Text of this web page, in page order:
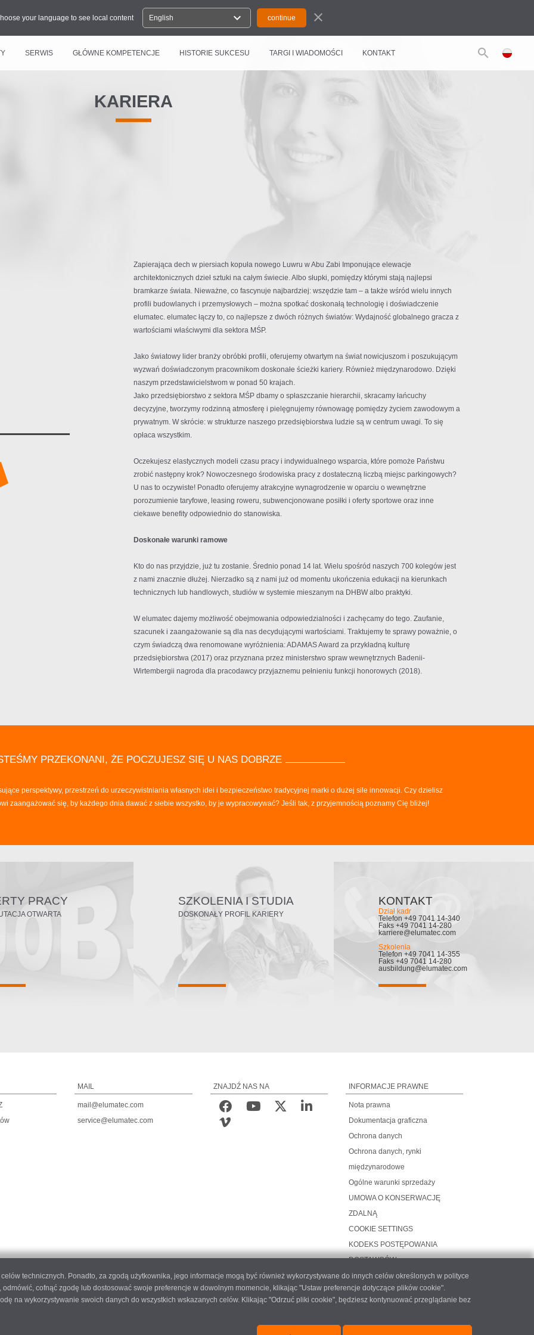
your language to see local content English expand_more close
SERWIS GŁÓWNE KOMPETENCJE HISTORIE SUKCESU TARGI I WIADOMOŚCI KONTAKT search
KARIERA
Zapierająca dech w piersiach kopuła nowego Luwru w Abu Zabi Imponujące elewacje
architektonicznych dzieł sztuki na całym świecie. Albo słupki, pomiędzy którymi stają najlepsi
bramkarze świata. Nieważne, co fascynuje najbardziej: wszędzie tam – a także wśród wielu innych
profili budowlanych i przemysłowych – można spotkać doskonałą technologię i doświadczenie
elumatec. elumatec łączy to, co najlepsze z dwóch różnych światów: Wydajność globalnego gracza z
wartościami właściwymi dla sektora MŚP.
Jako światowy lider branży obróbki profili, oferujemy otwartym na świat nowicjuszom i poszukującym
wyzwań doświadczonym pracownikom doskonałe ścieżki kariery. Również międzynarodowo. Dzięki
naszym przedstawicielstwom w ponad 50 krajach.
Jako przedsiębiorstwo z sektora MŚP dbamy o spłaszczanie hierarchii, skracamy łańcuchy
decyzyjne, tworzymy rodzinną atmosferę i pielęgnujemy równowagę pomiędzy życiem zawodowym a
prywatnym. W skrócie: w strukturze naszego przedsiębiorstwa ludzie są w centrum uwagi. To się
opłaca wszystkim.
Oczekujesz elastycznych modeli czasu pracy i indywidualnego wsparcia, które pomoże Państwu
zrobić następny krok? Nowoczesnego środowiska pracy z dostateczną liczbą miejsc parkingowych?
U nas to oczywiste! Ponadto oferujemy atrakcyjne wynagrodzenie w oparciu o wewnętrzne
porozumienie taryfowe, leasing roweru, subwencjonowane posiłki i oferty sportowe oraz inne
ciekawe benefity odpowiednio do stanowiska.
Doskonałe warunki ramowe
Kto do nas przyjdzie, już tu zostanie. Średnio ponad 14 lat. Wielu spośród naszych 700 kolegów jest
z nami znacznie dłużej. Nierzadko są z nami już od momentu ukończenia edukacji na kierunkach
technicznych lub handlowych, studiów w systemie mieszanym na DHBW albo praktyki.
W elumatec dajemy możliwość obejmowania odpowiedzialności i zachęcamy do tego. Zaufanie,
szacunek i zaangażowanie są dla nas decydującymi wartościami. Traktujemy te sprawy poważnie, o
czym świadczą dwa renomowane wyróżnienia: ADAMAS Award za przykładną kulturę
przedsiębiorstwa (2017) oraz przyznana przez ministerstwo spraw wewnętrznych Badenii-
Wirtembergii nagroda dla pracodawcy przyjaznemu pełnieniu funkcji honorowych (2018).
PRZEKONANI, ŻE POCZUJESZ SIĘ U NAS DOBRZE
perspektywy, przestrzeń do urzeczywistniania własnych idei i bezpieczeństwo tradycyjnej marki o dużej sile innowacji. Czy dzielisz
zaangażować się, by każdego dnia dawać z siebie wszystko, by je wypracowywać? Jeśli tak, z przyjemnością poznamy Cię bliżej!
PRACY
OTWARTA
SZKOLENIA I STUDIA
DOSKONAŁY PROFIL KARIERY
KONTAKT
Dział kadr
Telefon +49 7041 14-340
Faks +49 7041 14-280
karriere@elumatec.com
Szkolenia
Telefon +49 7041 14-355
Faks +49 7041 14-280
ausbildung@elumatec.com
MAIL
mail@elumatec.com
service@elumatec.com
ZNAJDŹ NAS NA INFORMACJE PRAWNE
Nota prawna
Dokumentacja graficzna
Ochrona danych
Ochrona danych, rynki
międzynarodowe
Ogólne warunki sprzedaży
UMOWA O KONSERWACJĘ
ZDALNĄ
COOKIE SETTINGS
KODEKS POSTĘPOWANIA
DOSTAWCÓW
mail@elumatec.com
technicznych. Ponadto, za zgodą użytkownika, jego informacje mogą być również wykorzystywane do innych celów określonych w polityce
cofnąć zgodę lub dostosować swoje preferencje w dowolnym momencie, klikając "Ustaw preferencje dotyczące plików cookie".
na wykorzystywanie swoich danych do wszystkich wskazanych celów. Klikając "Odrzuć pliki cookie", będziesz kontynuować przeglądanie bez